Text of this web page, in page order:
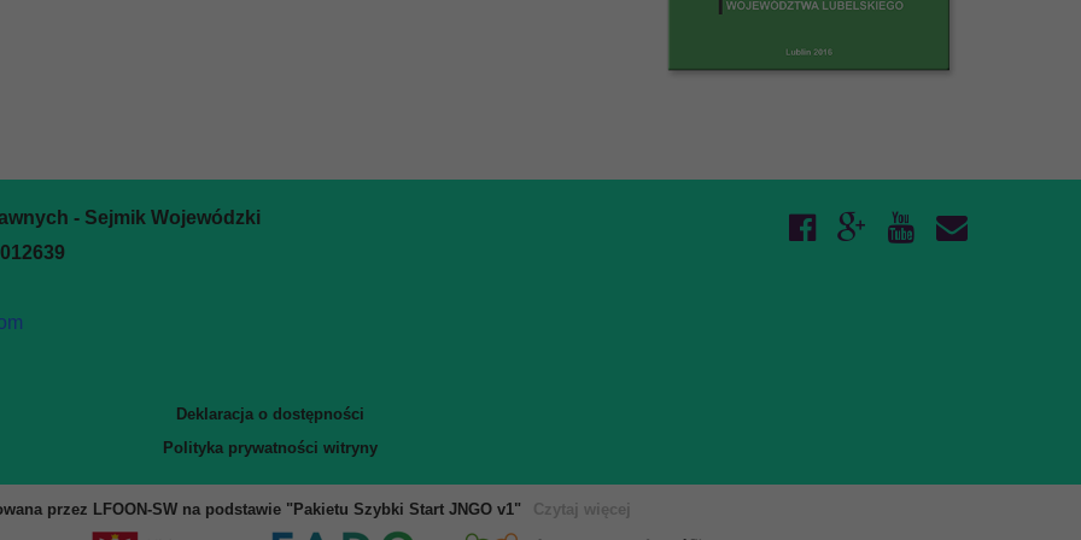
- Sejmik Wojewódzki
Deklaracja o dostępności
Polityka prywatności witryny
przez LFOON-SW na podstawie "Pakietu Szybki Start JNGO v1" Czytaj więcej